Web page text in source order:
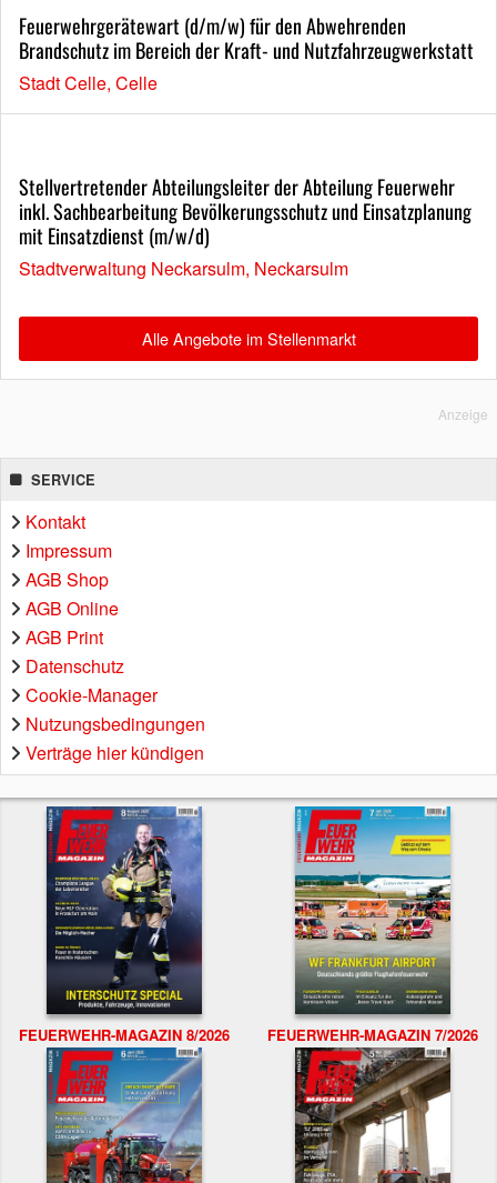
Feuerwehrgerätewart (d/m/w) für den Abwehrenden
Brandschutz im Bereich der Kraft- und Nutzfahrzeugwerkstatt
Stadt Celle, Celle
Stellvertretender Abteilungsleiter der Abteilung Feuerwehr
inkl. Sachbearbeitung Bevölkerungsschutz und Einsatzplanung
mit Einsatzdienst (m/w/d)
Stadtverwaltung Neckarsulm, Neckarsulm
Alle Angebote im Stellenmarkt
Anzeige
SERVICE
Kontakt
Impressum
AGB Shop
AGB Online
AGB Print
Datenschutz
Cookie-Manager
Nutzungsbedingungen
Verträge hier kündigen
FEUERWEHR-MAGAZIN 8/2026 FEUERWEHR-MAGAZIN 7/2026